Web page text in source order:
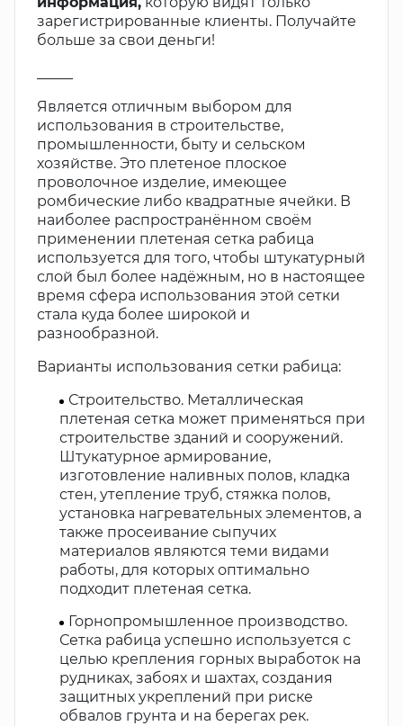
зарегистрированные клиенты. Получайте
больше за свои деньги!
Является отличным выбором для
использования в строительстве,
промышленности, быту и сельском
хозяйстве. Это плетеное плоское
проволочное изделие, имеющее
ромбические либо квадратные ячейки. В
наиболее распространённом своём
применении плетеная сетка рабица
используется для того, чтобы штукатурный
слой был более надёжным, но в настоящее
время сфера использования этой сетки
стала куда более широкой и
разнообразной.
Варианты использования сетки рабица:
Строительство. Металлическая
плетеная сетка может применяться при
строительстве зданий и сооружений.
Штукатурное армирование,
изготовление наливных полов, кладка
стен, утепление труб, стяжка полов,
установка нагревательных элементов, а
также просеивание сыпучих
материалов являются теми видами
работы, для которых оптимально
подходит плетеная сетка.
Горнопромышленное производство.
Сетка рабица успешно используется с
целью крепления горных выработок на
рудниках, забоях и шахтах, создания
защитных укреплений при риске
обвалов грунта и на берегах рек.